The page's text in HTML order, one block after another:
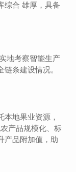
综合 雄厚，具备
地考察智能生产
条建设情况。
地果业资源，
产品规模化、标
产品附加值，助